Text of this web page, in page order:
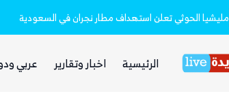
مليشيا الحوثي تعلن استهداف مطار نجران في السعودية
ذا ناشيونال: توسع حضور الحوثيين في العراق مرتبط بالهجوم
الرئيسية اخبار وتقارير عربي